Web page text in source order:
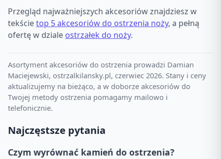
Przegląd najważniejszych akcesoriów znajdziesz w
tekścietop 5 akcesoriów do ostrzenia noży, a pełną
ofertę w dziale ostrzałek do noży.
Asortyment akcesoriów do ostrzenia prowadzi Damian
Maciejewski, ostrzalkilansky.pl, czerwiec 2026. Stany i ceny
aktualizujemy na bieżąco, a w doborze akcesoriów do
Twojej metody ostrzenia pomagamy mailowo i
telefonicznie.
Najczęstsze pytania
Czym wyrównać kamień do ostrzenia?